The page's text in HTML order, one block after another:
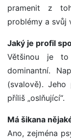
pramenit z
problémy a svůj
Jaký je profil
Většinou je
dominantní.
(svalově). Jeho
příliš „oslňující“.
Má šikana
Ano, zejména